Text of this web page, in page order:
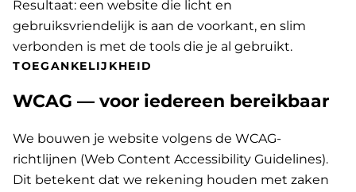
Resultaat: een website die licht en
gebruiksvriendelijk is aan de voorkant, en slim
verbonden is met de tools die je al gebruikt.
TOEGANKELIJKHEID
WCAG — voor iedereen bereikbaar
We bouwen je website volgens de WCAG-
richtlijnen (Web Content Accessibility Guidelines).
Dit betekent dat we rekening houden met zaken